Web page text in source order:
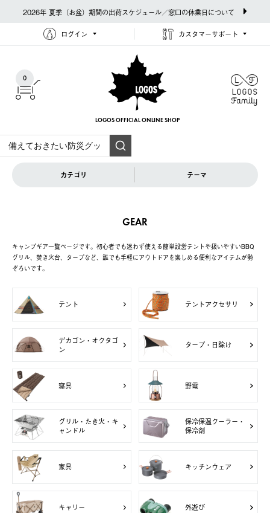
2026年 夏季（お盆）期間の出荷スケジュール／窓口の休業日について
ログイン カスタマーサポート
0
LOGOS OFFICIAL ONLINE SHOP
カテゴリ テーマ
GEAR
キャンプギア一覧ページです。初心者でも迷わず使える簡単設営テントや扱いやすいBBQ
グリル、焚き火台、タープなど、誰でも手軽にアウトドアを楽しめる便利なアイテムが勢
ぞろいです。
テント テントアクセサリ
デカゴン・オクタゴ
ン
タープ・日除け
寝具 野電
グリル・たき火・キ
ャンドル
保冷保温クーラー・
保冷剤
家具 キッチンウェア
キャリー 外遊び